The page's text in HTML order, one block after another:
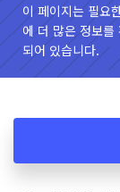
개요
솔루션
회사 소개
뉴스룸
데스크탑
Windows용
Mac용
모바일 앱
제품 기능
교육용
PDF 읽기
PDF 주
AI PDF
이 페이지는 필요
에 더 많은 정보
되어 있습니다.